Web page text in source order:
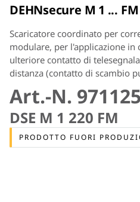
DEHNsecure M 1 ... FM
Scaricatore coordinato per
modulare, per l'applicazione in
ulteriore contatto di
distanza (contatto di scambio
Art.-N. 971125
DSE M 1 220 FM
PRODOTTO FUORI